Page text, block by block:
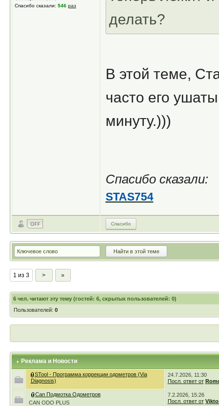
Спасибо сказали: 546 раз
делать?
В этой теме,
часто его
минуту.)))
Спасибо сказали:
STAS754
Спасибо
1 из 3 > »
6чел. читают эту тему (гостей: 6, скрытых пользователей: 0)
Пользователей: 0
Реклама и Новости
STool - Программа коррекции одометров (Via
Diagnosis)
24.7.2026, 11:30
Посл. ответ от
Can Подмотка Одометров
CAN ODO PLUS
7.2.2026, 15:26
Посл. ответ от